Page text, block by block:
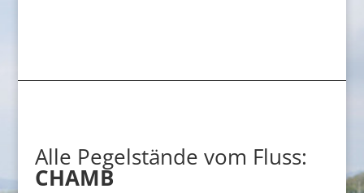
Alle Pegelstände vom Fluss:
CHAMB